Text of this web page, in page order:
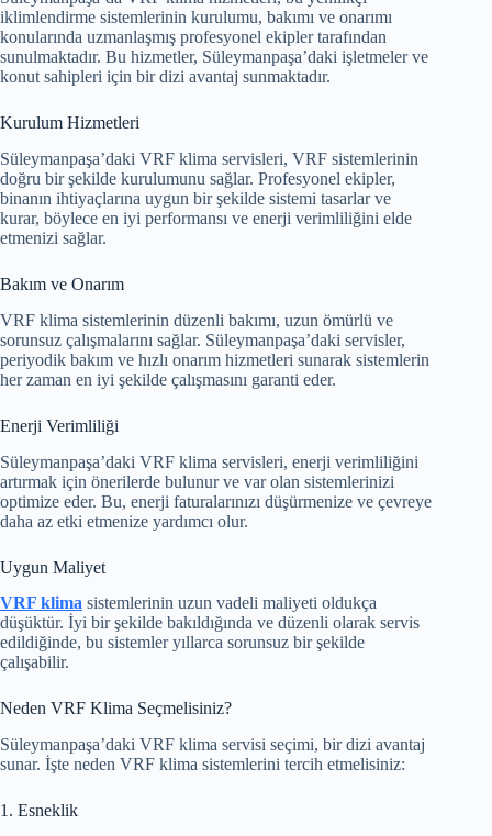
iklimlendirme sistemlerinin kurulumu, bakımı ve onarımı
konularında uzmanlaşmış profesyonel ekipler tarafından
sunulmaktadır. Bu hizmetler, Süleymanpaşa’daki işletmeler ve
konut sahipleri için bir dizi avantaj sunmaktadır.
Kurulum Hizmetleri
Süleymanpaşa’daki VRF klima servisleri, VRF sistemlerinin
doğru bir şekilde kurulumunu sağlar. Profesyonel ekipler,
binanın ihtiyaçlarına uygun bir şekilde sistemi tasarlar ve
kurar, böylece en iyi performansı ve enerji verimliliğini elde
etmenizi sağlar.
Bakım ve Onarım
VRF klima sistemlerinin düzenli bakımı, uzun ömürlü ve
sorunsuz çalışmalarını sağlar. Süleymanpaşa’daki servisler,
periyodik bakım ve hızlı onarım hizmetleri sunarak sistemlerin
her zaman en iyi şekilde çalışmasını garanti eder.
Enerji Verimliliği
Süleymanpaşa’daki VRF klima servisleri, enerji verimliliğini
artırmak için önerilerde bulunur ve var olan sistemlerinizi
optimize eder. Bu, enerji faturalarınızı düşürmenize ve çevreye
daha az etki etmenize yardımcı olur.
Uygun Maliyet
VRF klima sistemlerinin uzun vadeli maliyeti oldukça
düşüktür. İyi bir şekilde bakıldığında ve düzenli olarak servis
edildiğinde, bu sistemler yıllarca sorunsuz bir şekilde
çalışabilir.
Neden VRF Klima Seçmelisiniz?
Süleymanpaşa’daki VRF klima servisi seçimi, bir dizi avantaj
sunar. İşte neden VRF klima sistemlerini tercih etmelisiniz:
1. Esneklik